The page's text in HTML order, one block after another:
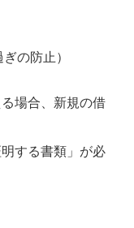
の防止）
場合、新規の借
する書類」が必